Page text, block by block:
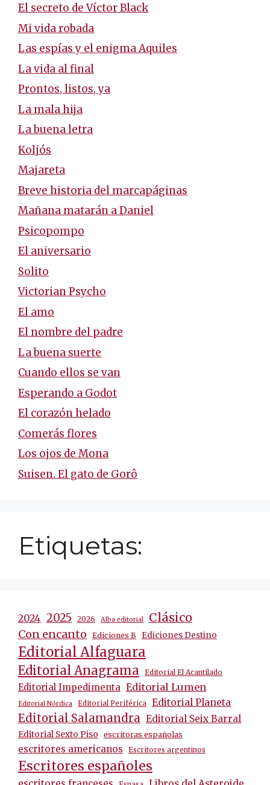
El secreto de Víctor Black
Mi vida robada
Las espías y el enigma Aquiles
La vida al final
Prontos, listos, ya
La mala hija
La buena letra
Koljós
Majareta
Breve historia del marcapáginas
Mañana matarán a Daniel
Psicopompo
El aniversario
Solito
Victorian Psycho
El amo
El nombre del padre
La buena suerte
Cuando ellos se van
Esperando a Godot
El corazón helado
Comerás flores
Los ojos de Mona
Suisen. El gato de Gorô
Etiquetas:
2024 2025 2026 Alba editorial Clásico
Con encanto Ediciones B Ediciones Destino
Editorial Alfaguara
Editorial Anagrama Editorial El Acantilado
Editorial Impedimenta Editorial Lumen
Editorial Nórdica Editorial Periférica Editorial Planeta
Editorial Salamandra Editorial Seix Barral
Editorial Sexto Piso escritoras españolas
escritores americanos Escritores argentinos
Escritores españoles